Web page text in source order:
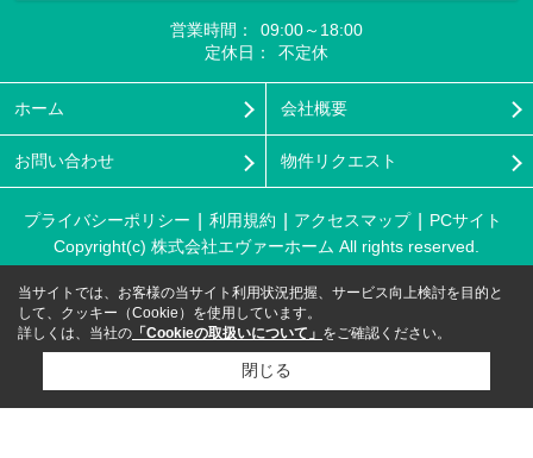
営業時間：
09:00～18:00
定休日：
不定休
ホーム 会社概要
お問い合わせ 物件リクエスト
プライバシーポリシー 利用規約 アクセスマップ
PCサイト
Copyright(c) 株式会社エヴァーホーム All rights reserved.
当サイトでは、お客様の当サイト利用状況把握、サービス向上検討を目的と
して、クッキー（Cookie）を使用しています。
詳しくは、当社の 「Cookieの取扱いについて」 をご確認ください。
閉じる